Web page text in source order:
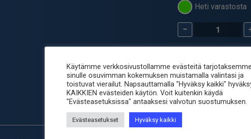
Heti varastosta
-
Vaihdettava
Aktiivihiilisuodatin
153A
käryimuriin
määrä
Osastot:
Avainsana tuotteelle
Käytämme verkkosivustollamme evästeitä tarjotaksemme
sinulle osuvimman kokemuksen muistamalla valintasi ja
toistuvat vierailut. Napsauttamalla "Hyväksy kaikki"
KAIKKIEN evästeiden käytön. Voit kuitenkin käydä
"Evästeasetuksissa" antaaksesi valvotun suostumuksen.
Evästeasetukset Hyväksy kaikki